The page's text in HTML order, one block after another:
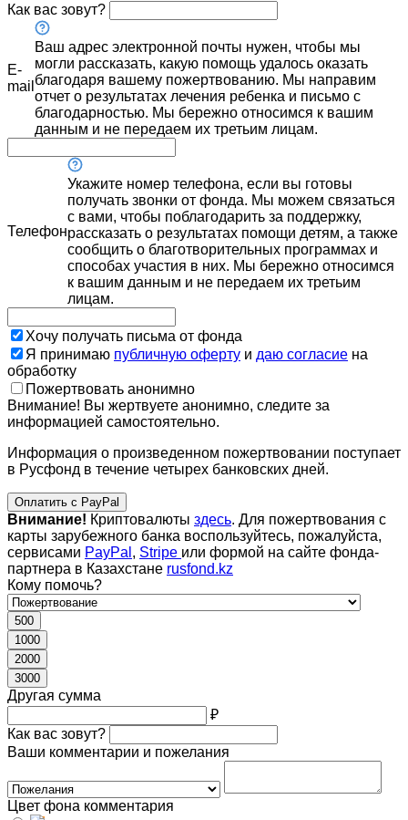
Как вас зовут?
E-
mail
Ваш адрес электронной почты нужен, чтобы мы
могли рассказать, какую помощь удалось оказать
благодаря вашему пожертвованию. Мы направим
отчет о результатах лечения ребенка и письмо с
благодарностью. Мы бережно относимся к вашим
данным и не передаем их третьим лицам.
Телефон
Укажите номер телефона, если вы готовы
получать звонки от фонда. Мы можем связаться
с вами, чтобы поблагодарить за поддержку,
рассказать о результатах помощи детям, а также
сообщить о благотворительных программах и
способах участия в них. Мы бережно относимся
к вашим данным и не передаем их третьим
лицам.
Хочу получать письма от фонда
Я принимаю публичную оферту и даю согласие на
обработку
Пожертвовать анонимно
Внимание! Вы жертвуете анонимно, следите за
информацией самостоятельно.
Информация о произведенном пожертвовании поступает
в Русфонд в течение четырех банковских дней.
Оплатить с PayPal
Внимание! Криптовалюты здесь. Для пожертвования с
карты зарубежного банка воспользуйтесь, пожалуйста,
сервисами PayPal , Stripe или формой на сайте фонда-
партнера в Казахстане rusfond.kz
Кому помочь?
500
1000
2000
3000
Другая сумма
₽
Как вас зовут?
Ваши комментарии и пожелания
Цвет фона комментария